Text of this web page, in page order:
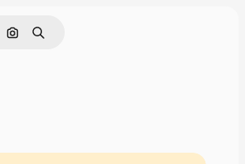
Pesquisar por imagem
Buscar